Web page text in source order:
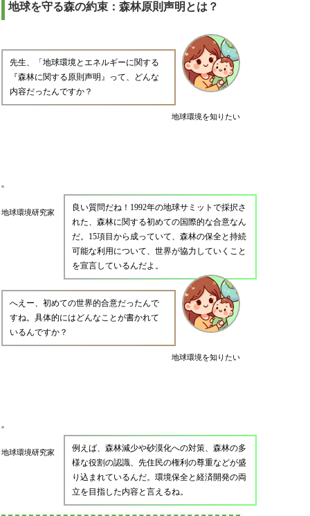
地球を守る森の約束：森林原則声明とは？
地球環境を知りたい
先生、「地球環境とエネルギーに関する
『森林に関する原則声明』って、どんな
内容だったんですか？
地球環境研究家
良い質問だね！1992年の地球サミットで採択さ
れた、森林に関する初めての国際的な合意なん
だ。15項目から成っていて、森林の保全と持続
可能な利用について、世界が協力していくこと
を宣言しているんだよ。
地球環境を知りたい
へえー、初めての世界的合意だったんで
すね。具体的にはどんなことが書かれて
いるんですか？
地球環境研究家
例えば、森林減少や砂漠化への対策、森林の多
様な役割の認識、先住民の権利の尊重などが盛
り込まれているんだ。環境保全と経済開発の両
立を目指した内容と言えるね。